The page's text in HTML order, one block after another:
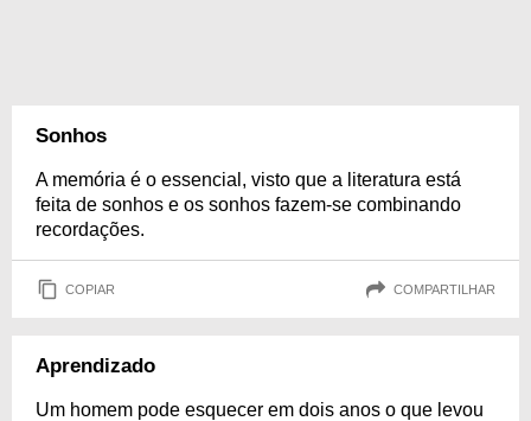
Sonhos
A memória é o essencial, visto que a literatura está
feita de sonhos e os sonhos fazem-se combinando
recordações.
COPIAR COMPARTILHAR
Aprendizado
Um homem pode esquecer em dois anos o que levou